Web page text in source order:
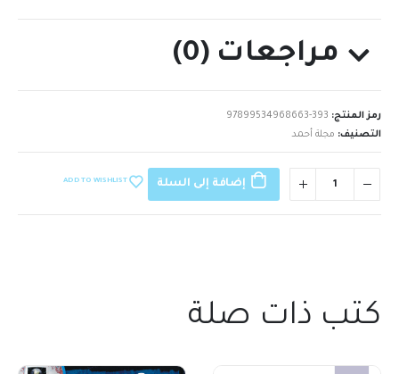
مراجعات (0)
رمز المنتج: 97899534968663-393
التصنيف: مجلة أحمد
إضافة إلى السلة ADD TO WISHLIST
كتب ذات صلة